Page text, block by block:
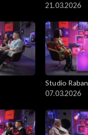
21.03.2026
Studio Raban
07.03.2026